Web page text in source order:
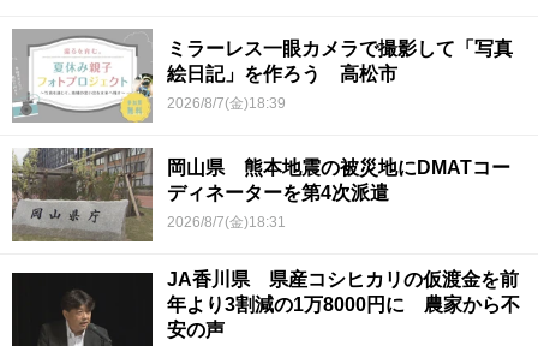
ミラーレス一眼カメラで撮影して「写真
絵日記」を作ろう 高松市
2026/8/7(金)18:39
岡山県 熊本地震の被災地にDMATコー
ディネーターを第4次派遣
2026/8/7(金)18:31
JA香川県 県産コシヒカリの仮渡金を前
年より3割減の1万8000円に 農家から不
安の声